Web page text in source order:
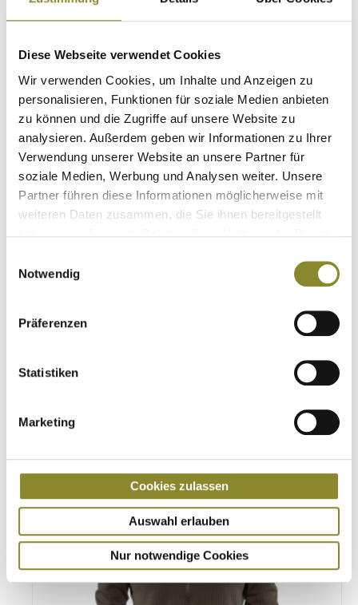
Diese Webseite verwendet Cookies
Wir verwenden Cookies, um Inhalte und Anzeigen zu
personalisieren, Funktionen für soziale Medien anbieten
zu können und die Zugriffe auf unsere Website zu
analysieren. Außerdem geben wir Informationen zu Ihrer
Verwendung unserer Website an unsere Partner für
soziale Medien, Werbung und Analysen weiter. Unsere
Partner führen diese Informationen möglicherweise mit
weiteren Daten zusammen, die Sie ihnen bereitgestellt
Notwendig
Präferenzen
Statistiken
Marketing
Cookies zulassen
Auswahl erlauben
Nur notwendige Cookies
Details